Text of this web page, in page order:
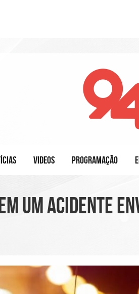
VIDEOS PROGRAMAÇÃO
um acidente